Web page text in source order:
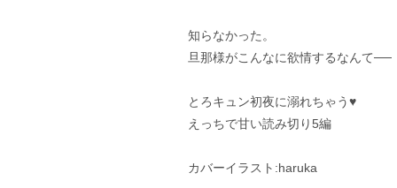
知らなかった。
旦那様がこんなに欲情するなんて──
とろキュン初夜に溺れちゃう♥
えっちで甘い読み切り5編
カバーイラスト:haruka